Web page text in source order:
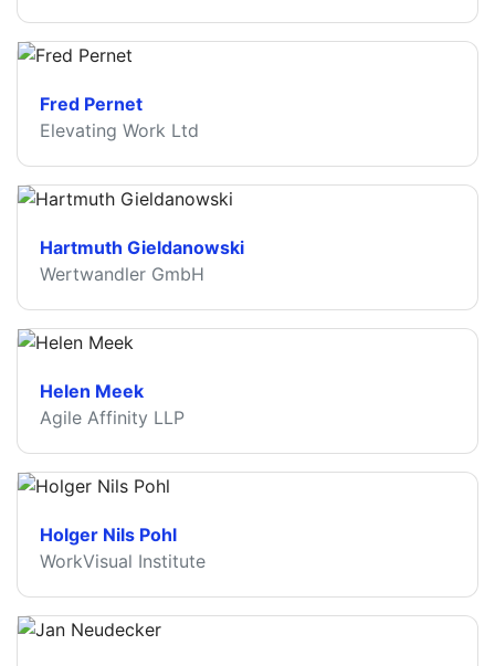
Fred Pernet
Elevating Work Ltd
Hartmuth Gieldanowski
Wertwandler GmbH
Helen Meek
Agile Affinity LLP
Holger Nils Pohl
WorkVisual Institute